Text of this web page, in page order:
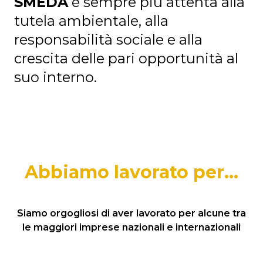
tutela ambientale, alla
responsabilità sociale e alla
crescita delle pari opportunità al
suo interno.
Abbiamo lavorato per...
Siamo orgogliosi di aver lavorato per alcune tra
le maggiori imprese nazionali e internazionali